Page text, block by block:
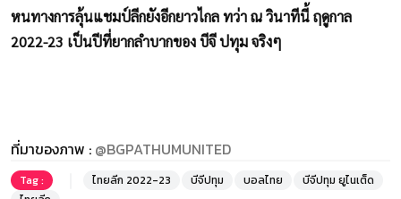
หนทางการลุ้นแชมป์ลีกยังอีกยาวไกล ทว่า ณ วินาทีนี้ ฤดูกาล
2022-23 เป็นปีที่ยากลำบากของ บีจี ปทุม จริงๆ
ที่มาของภาพ : @BGPATHUMUNITED
Tag : ไทยลีก 2022-23 บีจีปทุม บอลไทย
บีจีปทุม ยูไนเต็ด